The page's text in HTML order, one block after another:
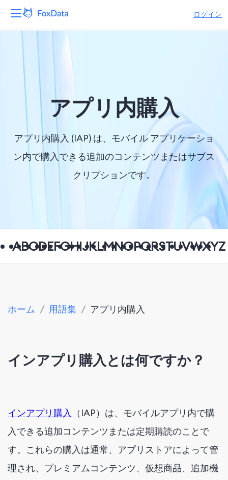
ログイン
プラットフォーム
ソリューション
リソース
アプリ内購入
アプリ内購入 (IAP) は、モバイル アプリケーショ
ン内で購入できる追加のコンテンツまたはサブス
クリプションです。
ABCDEFGHIJKLMNOPQRSTUVWXYZ
ホーム / 用語集 / アプリ内購入
インアプリ購入とは何ですか？
インアプリ購入
（IAP）は、モバイルアプリ内で購
入できる追加コンテンツまたは定期購読のことで
す。これらの購入は通常、アプリストアによって管
理され、プレミアムコンテンツ、仮想商品、追加機